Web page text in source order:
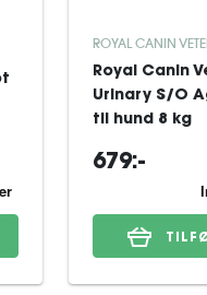
ROYAL CANIN
Royal Canin
Urinary S/O
til hund 8 kg
679:-